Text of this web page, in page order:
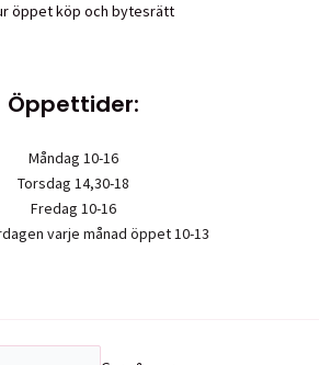
öppet köp och bytesrätt
Öppettider:
Måndag 10-16
Torsdag 14,30-18
Fredag 10-16
varje månad öppet 10-13